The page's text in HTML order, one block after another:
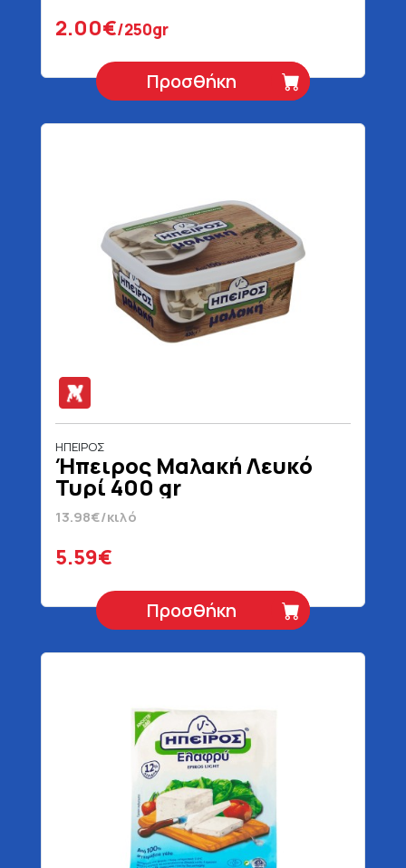
2.00€/250gr
Προσθήκη
ΗΠΕΙΡΟΣ
Ήπειρος Μαλακή Λευκό
Τυρί 400 gr
13.98€/κιλό
5.59€
Προσθήκη